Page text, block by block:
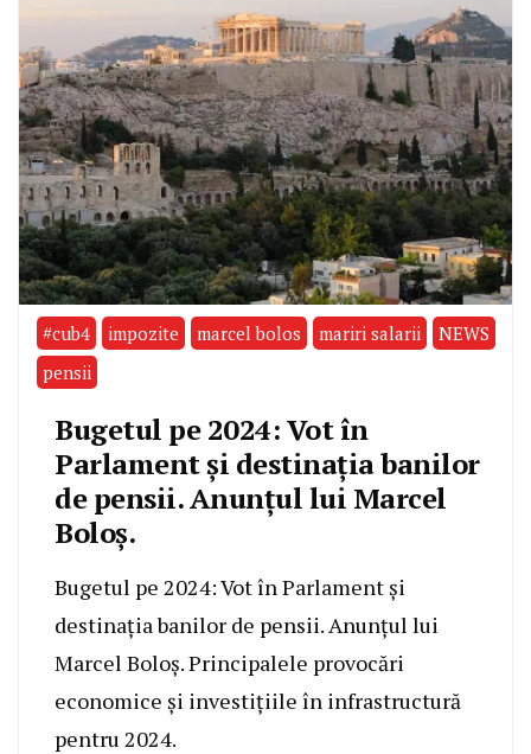
#cub4 impozite marcel bolos mariri salarii
NEWS
pensii
Bugetul pe 2024: Vot în
Parlament și destinația banilor
de pensii. Anunțul lui Marcel
Boloș.
Bugetul pe 2024: Vot în Parlament și
destinația banilor de pensii. Anunțul lui
Marcel Boloș. Principalele provocări
economice și investițiile în infrastructură
pentru 2024.